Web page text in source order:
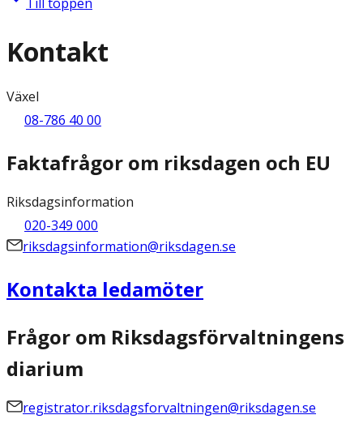
Kontakt
Växel
08-786 40 00
Faktafrågor om riksdagen och EU
Riksdagsinformation
020-349 000
riksdagsinformation@riksdagen.se
Kontakta ledamöter
Frågor om Riksdagsförvaltningens
diarium
registrator.riksdagsforvaltningen@riksdagen.se